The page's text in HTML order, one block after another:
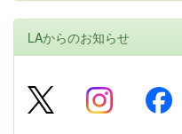
LAからのお知らせ